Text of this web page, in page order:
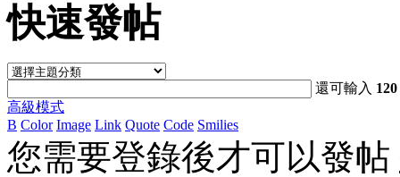
快速發帖
還可輸入 120
高級模式
B Color Image Link Quote Code Smilies
您需要登錄後才可以發帖